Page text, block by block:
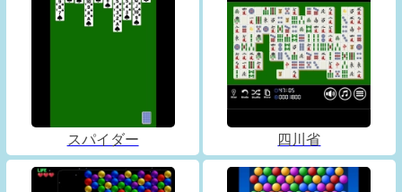
スパイダー 四川省